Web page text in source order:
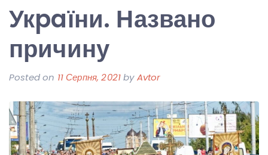
Укpaїни. Названо
причину
Posted on 11 Серпня, 2021byAvtor